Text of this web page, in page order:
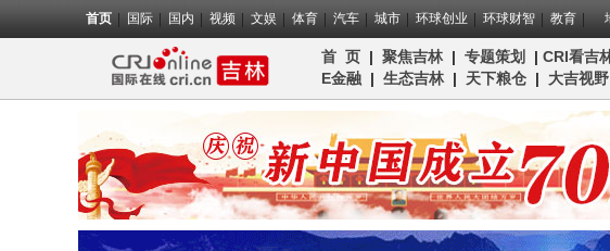
首页 国际 国内 视频 文娱 体育 汽车 城市 环球创业 环球财智 教育
首 页 | 聚焦吉林| 专题策划 | CRI看吉
E金融 | 生态吉林| 天下粮仓 | 大吉视野